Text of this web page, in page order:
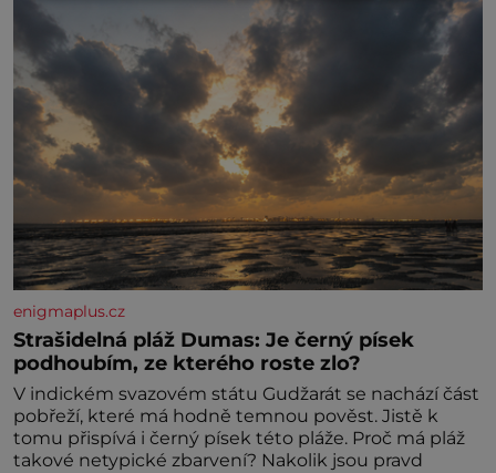
enigmaplus.cz
Strašidelná pláž Dumas: Je černý písek
podhoubím, ze kterého roste zlo?
V indickém svazovém státu Gudžarát se nachází část
pobřeží, které má hodně temnou pověst. Jistě k
tomu přispívá i černý písek této pláže. Proč má pláž
takové netypické zbarvení? Nakolik jsou pravd